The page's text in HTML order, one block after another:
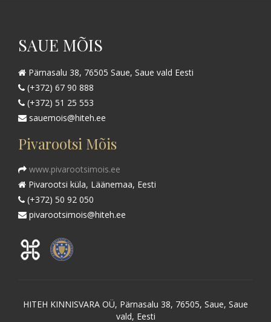
SAUE MÕIS
Pärnasalu 38, 76505 Saue, Saue vald Eesti
(+372) 67 90 888
(+372) 51 25 553
sauemois@hiteh.ee
Pivarootsi Mõis
www.pivarootsimois.ee
Pivarootsi küla, Läänemaa, Eesti
(+372) 50 92 050
pivarootsimois@hiteh.ee
HITEH KINNISVARA OÜ, Pärnasalu 38, 76505, Saue, Saue
vald, Eesti